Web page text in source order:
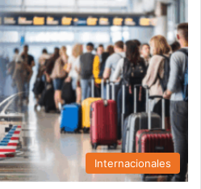
Internacionales